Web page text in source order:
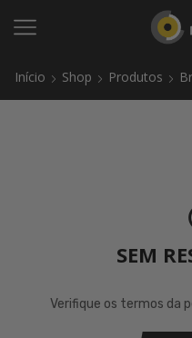
Início Shop Produtos
SEM
Verifique os termos da